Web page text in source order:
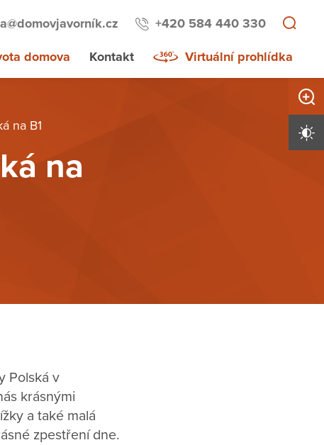
+420 584 440 330
domova Kontakt Virtuální prohlídka
na B1
na
Polská v
krásnými
a také malá
zpestření dne.